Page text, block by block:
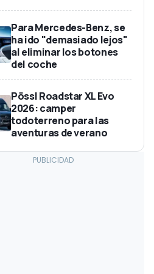
Para Mercedes-Benz, se
ha ido "demasiado lejos"
al eliminar los botones
del coche
Pössl Roadstar XL Evo
2026: camper
todoterreno para las
aventuras de verano